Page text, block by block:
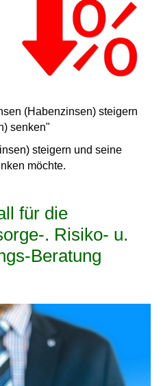
(Habenzinsen) steigern
senken"
steigern und seine
möchte.
für die
. Risiko- u.
Beratung